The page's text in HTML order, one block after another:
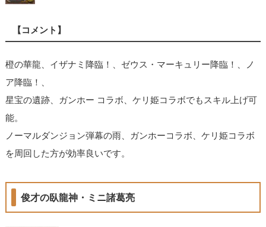
【コメント】
橙の華龍、イザナミ降臨！、ゼウス・マーキュリー降臨！、ノ
ア降臨！、
星宝の遺跡、ガンホー コラボ、ケリ姫コラボでもスキル上げ可
能。
ノーマルダンジョン弾幕の雨、ガンホーコラボ、ケリ姫コラボ
を周回した方が効率良いです。
俊才の臥龍神・ミニ諸葛亮